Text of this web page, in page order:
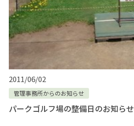
2011/06/02
管理事務所からのお知らせ
パークゴルフ場の整備日のお知らせ